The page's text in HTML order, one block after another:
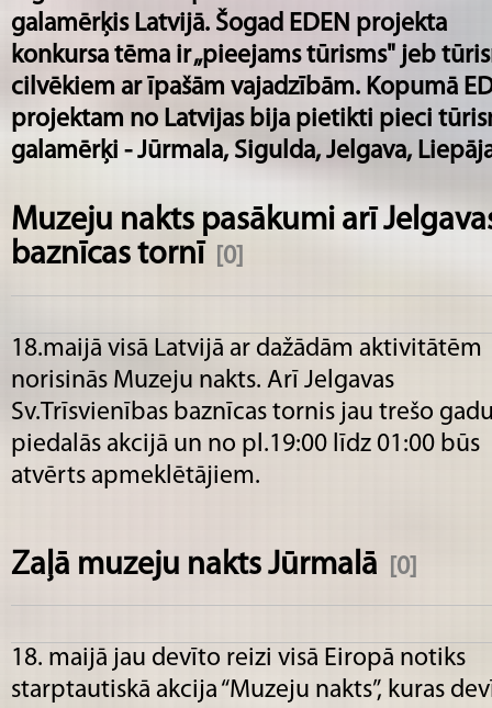
galamērķis Latvijā. Šogad EDEN projekta
konkursa tēma ir „pieejams tūrisms" jeb
cilvēkiem ar īpašām vajadzībām. Kopumā
projektam no Latvijas bija pietikti pieci
galamērķi - Jūrmala, Sigulda, Jelgava,
Muzeju nakts pasākumi arī
baznīcas tornī
[0]
18.maijā visā Latvijā ar dažādām aktivitātēm
norisinās Muzeju nakts. Arī Jelgavas
Sv.Trīsvienības baznīcas tornis jau trešo
piedalās akcijā un no pl.19:00 līdz 01:00 būs
atvērts apmeklētājiem.
Zaļā muzeju nakts Jūrmalā [0]
18. maijā jau devīto reizi visā Eiropā notiks
starptautiskā akcija “Muzeju nakts”, kuras